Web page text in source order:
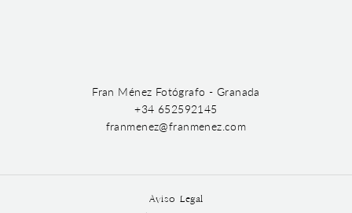
Fran Ménez Fotógrafo - Granada
+34 652592145
franmenez@franmenez.com
Aviso Legal